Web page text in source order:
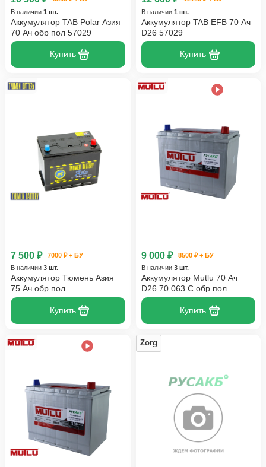
В наличии 1 шт.
Аккумулятор TAB Polar Азия
70 Ач обр пол 57029
Купить
В наличии 1 шт.
Аккумулятор TAB EFB 70 Ач
D26 57029
Купить
7 500 ₽
7000 ₽ + БУ
В наличии 3 шт.
Аккумулятор Тюмень Азия
75 Ач обр пол
Купить
9 000 ₽
8500 ₽ + БУ
В наличии 3 шт.
Аккумулятор Mutlu 70 Ач
D26.70.063.C обр пол
Купить
Zorg